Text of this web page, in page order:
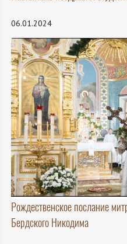
06.01.2024
Рождественское послание
Бердского Никодима